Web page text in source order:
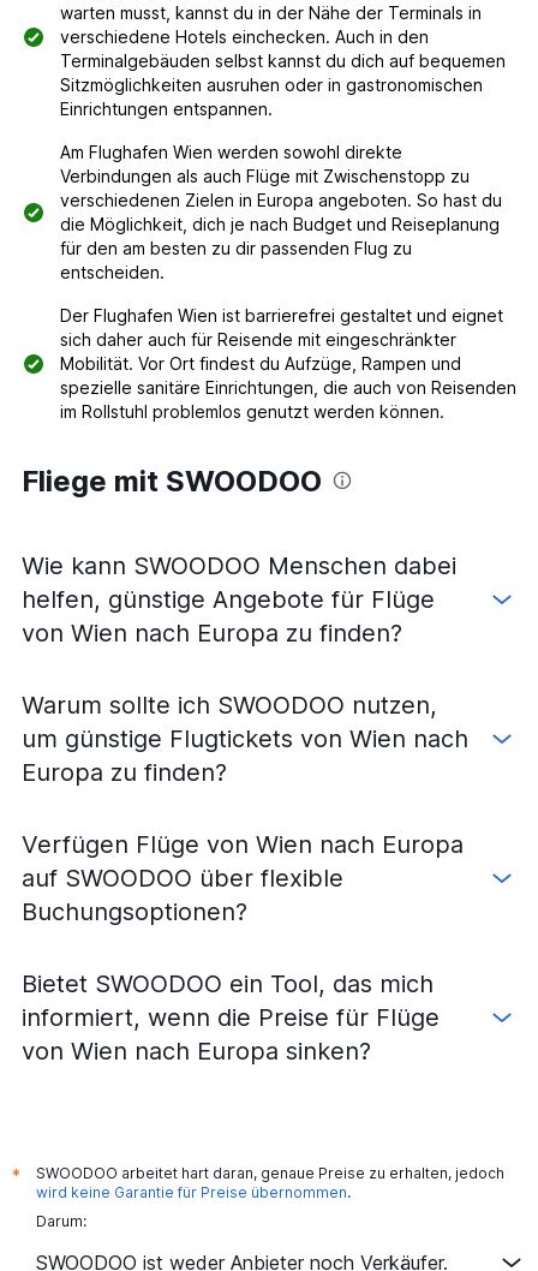
warten musst, kannst du in der Nähe der Terminals in
verschiedene Hotels einchecken. Auch in den
Terminalgebäuden selbst kannst du dich auf bequemen
Sitzmöglichkeiten ausruhen oder in gastronomischen
Einrichtungen entspannen.
Am Flughafen Wien werden sowohl direkte
Verbindungen als auch Flüge mit Zwischenstopp zu
verschiedenen Zielen in Europa angeboten. So hast du
die Möglichkeit, dich je nach Budget und Reiseplanung
für den am besten zu dir passenden Flug zu
entscheiden.
Der Flughafen Wien ist barrierefrei gestaltet und eignet
sich daher auch für Reisende mit eingeschränkter
Mobilität. Vor Ort findest du Aufzüge, Rampen und
spezielle sanitäre Einrichtungen, die auch von Reisenden
im Rollstuhl problemlos genutzt werden können.
Fliege mit SWOODOO
Wie kann SWOODOO Menschen dabei
helfen, günstige Angebote für Flüge
von Wien nach Europa zu finden?
Warum sollte ich SWOODOO nutzen,
um günstige Flugtickets von Wien nach
Europa zu finden?
Verfügen Flüge von Wien nach Europa
auf SWOODOO über flexible
Buchungsoptionen?
Bietet SWOODOO ein Tool, das mich
informiert, wenn die Preise für Flüge
von Wien nach Europa sinken?
*
SWOODOO arbeitet hart daran, genaue Preise zu erhalten, jedoch
wird keine Garantie für Preise übernommen.
Darum:
SWOODOO ist weder Anbieter noch Verkäufer.